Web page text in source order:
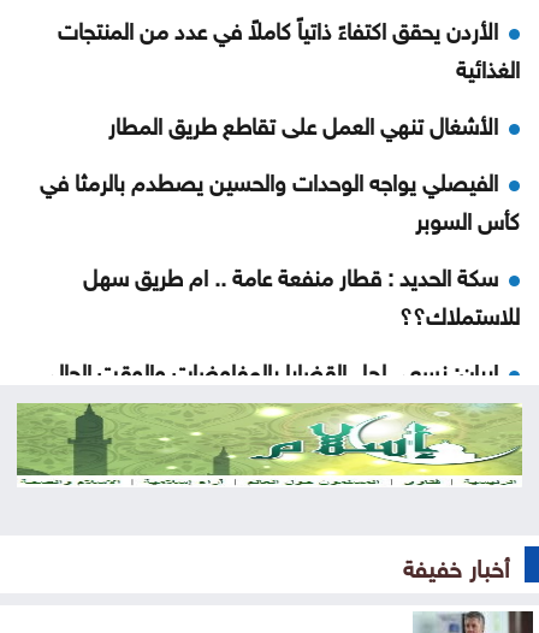
الأردن يحقق اكتفاءً ذاتياً كاملاً في عدد من المنتجات
الغذائية
الأشغال تنهي العمل على تقاطع طريق المطار
الفيصلي يواجه الوحدات والحسين يصطدم بالرمثا في
كأس السوبر
سكة الحديد : قطار منفعة عامة .. ام طريق سهل
للاستملاك؟؟
إيران: نسعى لحل القضايا بالمفاوضات والوقت الحالي
هو الأمثل
الأردن يستقبل 3.15 مليون زائر ويحقق 2.47 مليار دينار
واشنطن: إيران تعهدت بعدم فرض رسوم عبور في
أخبار خفيفة